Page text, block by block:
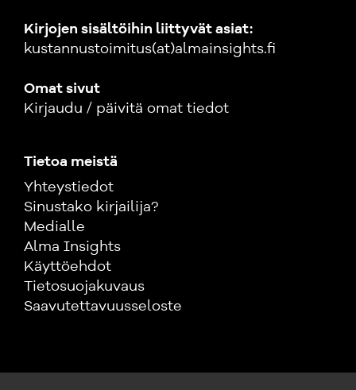
Kirjojen sisältöihin liittyvät asiat:
kustannustoimitus(at)almainsights.fi
Omat sivut
Kirjaudu / päivitä omat tiedot
Tietoa meistä
Yhteystiedot
Sinustako kirjailija?
Medialle
Alma Insights
Käyttöehdot
Tietosuojakuvaus
Saavutettavuusseloste